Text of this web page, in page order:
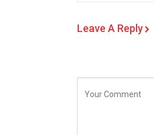
Leave A Reply